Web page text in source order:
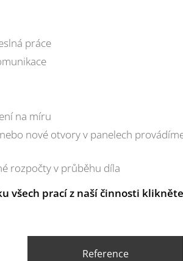
práce
na míru
nové otvory v panelech
rozpočty v průběhu díla
všech prací z naší činnosti
Reference